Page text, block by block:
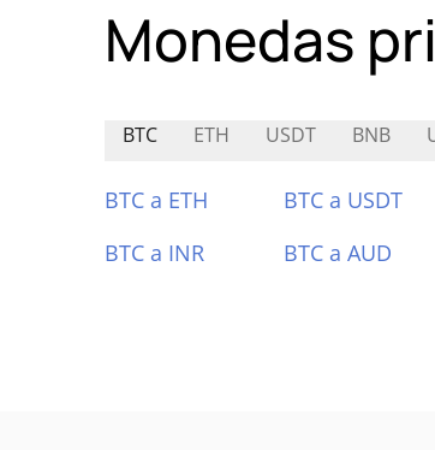
Monedas
BTC ETH USDT BNB
BTC a ETH BTC a USDT
BTC a INR
BTC a AUD